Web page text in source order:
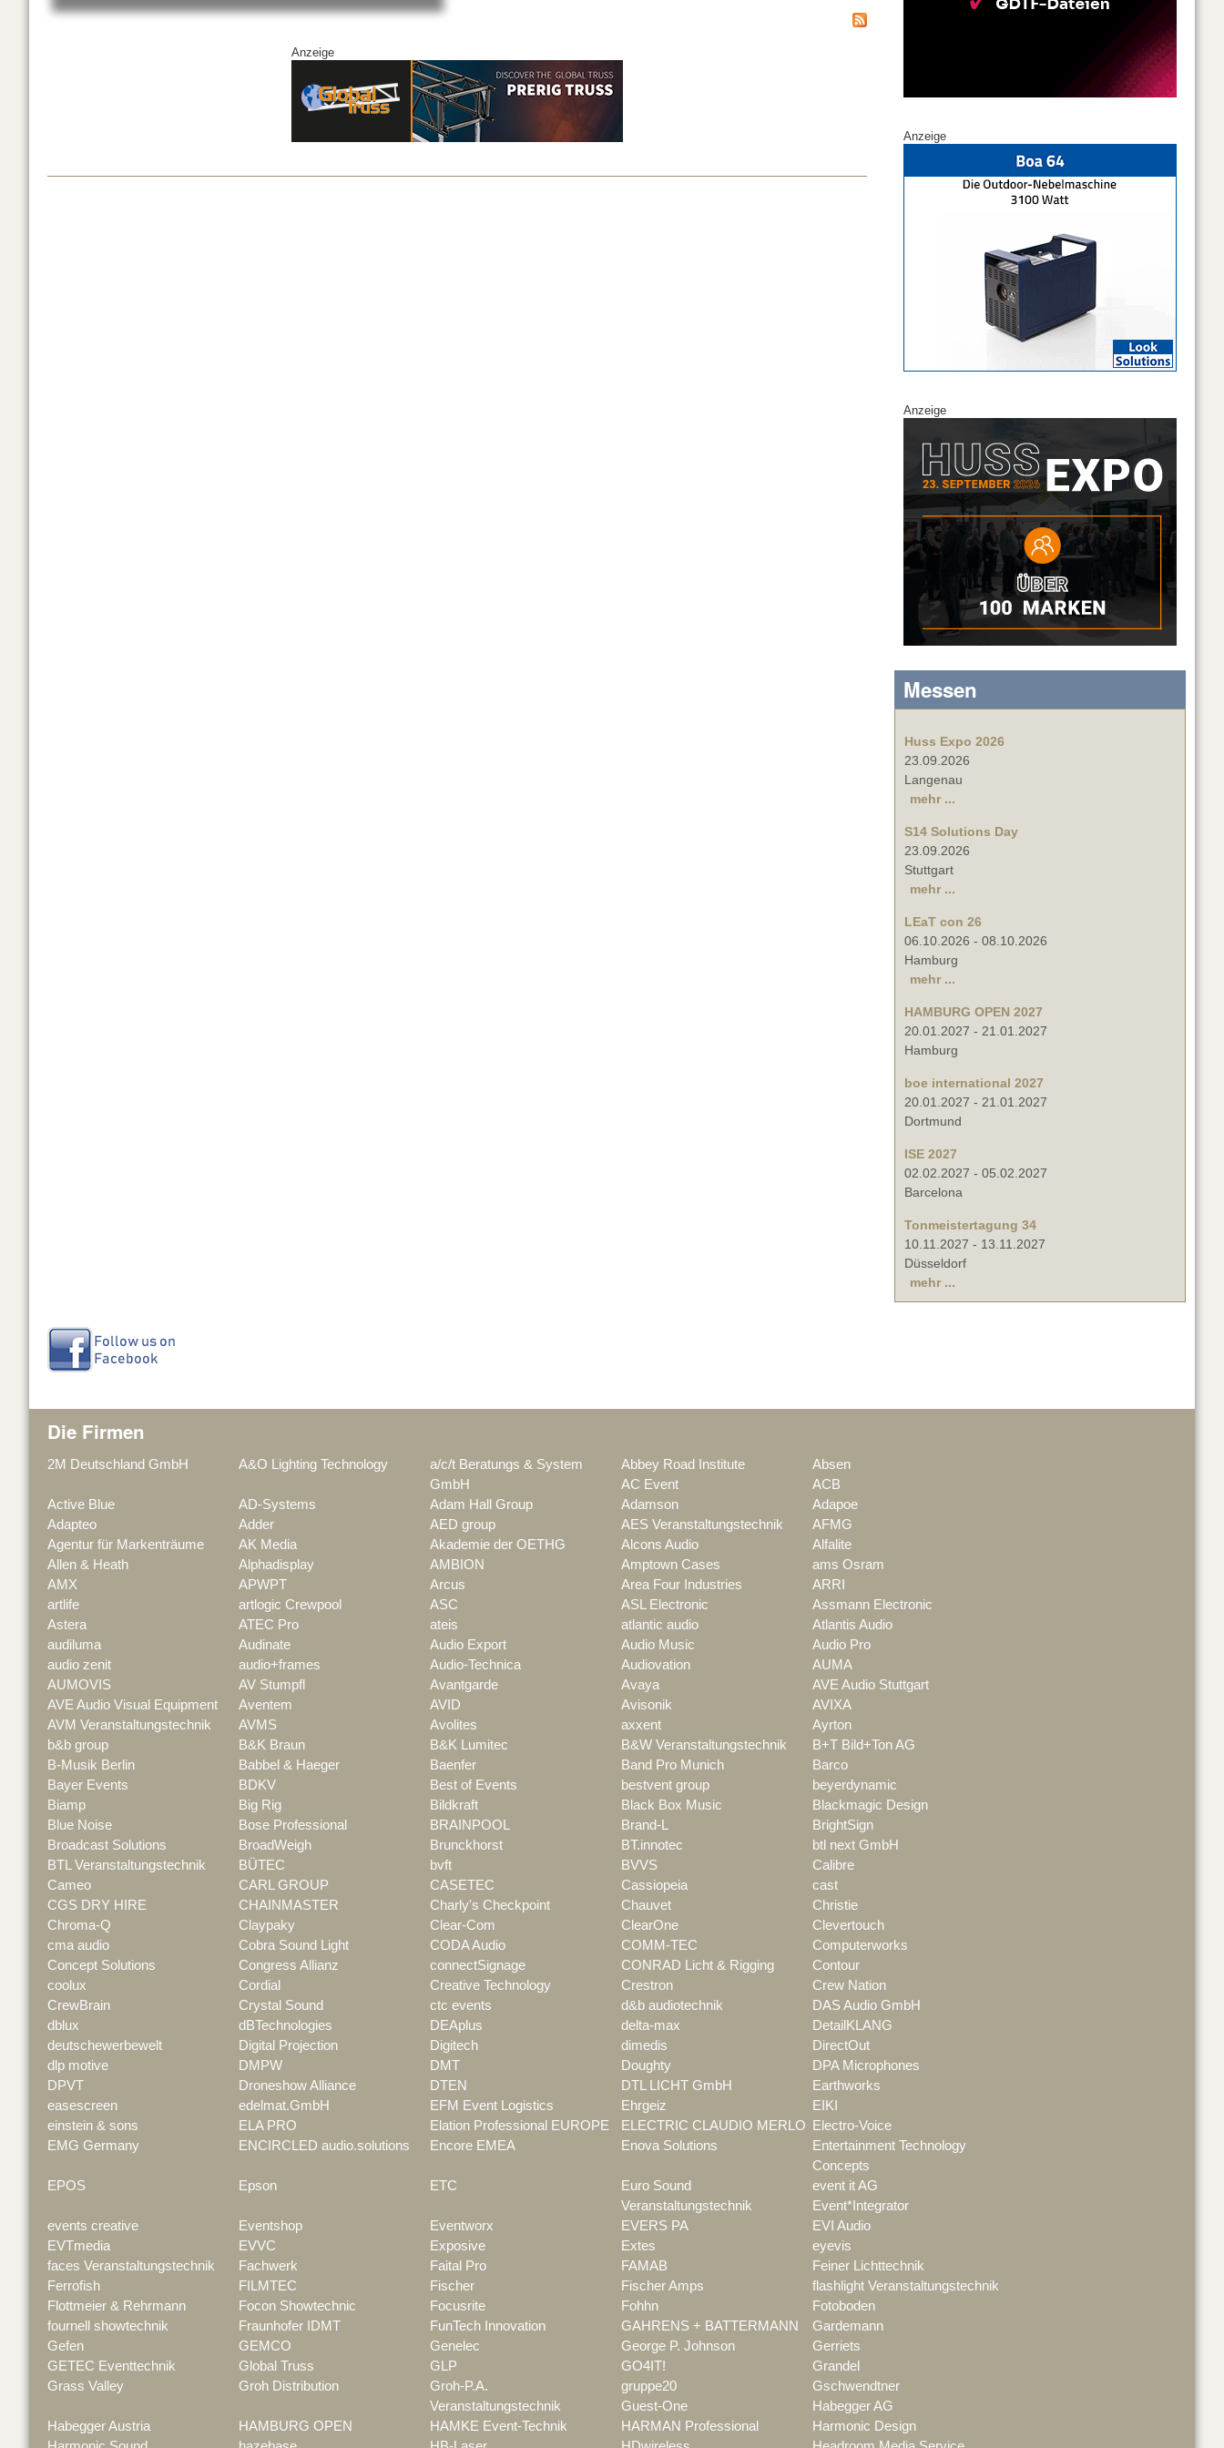
Anzeige
Anzeige
Anzeige
Messen
Huss Expo 2026
23.09.2026
Langenau
mehr ...
S14 Solutions Day
23.09.2026
Stuttgart
mehr ...
LEaT con 26
06.10.2026 - 08.10.2026
Hamburg
mehr ...
HAMBURG OPEN 2027
20.01.2027 - 21.01.2027
Hamburg
boe international 2027
20.01.2027 - 21.01.2027
Dortmund
ISE 2027
02.02.2027 - 05.02.2027
Barcelona
Tonmeistertagung 34
10.11.2027 - 13.11.2027
Düsseldorf
mehr ...
Die Firmen
2M Deutschland GmbH A&O Lighting Technology
a/c/t Beratungs & System
GmbH
Abbey Road Institute
Absen
AC Event
ACB
Active Blue
AD-Systems Adam Hall Group Adamson
Adapoe
Adapteo
Adder AED group AES Veranstaltungstechnik
AFMG
Agentur für Markenträume
AK Media Akademie der OETHG Alcons Audio
Alfalite
Allen & Heath
Alphadisplay AMBION Amptown Cases
ams Osram
AMX
APWPT Arcus Area Four Industries
ARRI
artlife
artlogic Crewpool ASC ASL Electronic
Assmann Electronic
Astera
ATEC Pro ateis atlantic audio
Atlantis Audio
audiluma
Audinate Audio Export Audio Music
Audio Pro
audio zenit
audio+frames Audio-Technica Audiovation
AUMA
AUMOVIS
AV Stumpfl Avantgarde Avaya
AVE Audio Stuttgart
AVE Audio Visual Equipment
Aventem AVID Avisonik
AVIXA
AVM Veranstaltungstechnik
AVMS Avolites axxent
Ayrton
b&b group
B&K Braun B&K Lumitec B&W Veranstaltungstechnik
B+T Bild+Ton AG
B-Musik Berlin
Babbel & Haeger Baenfer Band Pro Munich
Barco
Bayer Events
BDKV Best of Events bestvent group
beyerdynamic
Biamp
Big Rig Bildkraft Black Box Music
Blackmagic Design
Blue Noise
Bose Professional BRAINPOOL Brand-L
BrightSign
Broadcast Solutions
BroadWeigh Brunckhorst BT.innotec
btl next GmbH
BTL Veranstaltungstechnik
BÜTEC bvft BVVS
Calibre
Cameo
CARL GROUP CASETEC Cassiopeia
cast
CGS DRY HIRE
CHAINMASTER Charly's Checkpoint Chauvet
Christie
Chroma-Q
Claypaky Clear-Com ClearOne
Clevertouch
cma audio
Cobra Sound Light CODA Audio COMM-TEC
Computerworks
Concept Solutions
Congress Allianz connectSignage CONRAD Licht & Rigging
Contour
coolux
Cordial Creative Technology Crestron
Crew Nation
CrewBrain
Crystal Sound ctc events d&b audiotechnik
DAS Audio GmbH
dblux
dBTechnologies DEAplus delta-max
DetailKLANG
deutschewerbewelt
Digital Projection Digitech dimedis
DirectOut
dlp motive
DMPW DMT Doughty
DPA Microphones
DPVT
Droneshow Alliance DTEN DTL LICHT GmbH
Earthworks
easescreen
edelmat.GmbH EFM Event Logistics Ehrgeiz
EIKI
einstein & sons
ELA PRO Elation Professional EUROPE ELECTRIC CLAUDIO MERLO
Electro-Voice
EMG Germany
ENCIRCLED audio.solutions Encore EMEA Enova Solutions
Entertainment Technology
Concepts
EPOS
Epson ETC
Euro Sound
Veranstaltungstechnik
event it AG
Event*Integrator
events creative
Eventshop Eventworx EVERS PA
EVI Audio
EVTmedia
EVVC Exposive Extes
eyevis
faces Veranstaltungstechnik
Fachwerk Faital Pro FAMAB
Feiner Lichttechnik
Ferrofish
FILMTEC Fischer Fischer Amps
flashlight Veranstaltungstechnik
Flottmeier & Rehrmann
Focon Showtechnic Focusrite Fohhn
Fotoboden
fournell showtechnik
Fraunhofer IDMT FunTech Innovation GAHRENS + BATTERMANN
Gardemann
Gefen
GEMCO Genelec George P. Johnson
Gerriets
GETEC Eventtechnik
Global Truss GLP GO4IT!
Grandel
Grass Valley
Groh Distribution
Groh-P.A.
Veranstaltungstechnik
gruppe20
Gschwendtner
Guest-One
Habegger AG
Habegger Austria
HAMBURG OPEN HAMKE Event-Technik HARMAN Professional
Harmonic Design